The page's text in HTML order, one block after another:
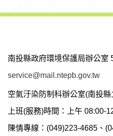
南投縣政府環境保護局辦公室
service@mail.ntepb.gov.tw
空氣汙染防制科辦公室(南投
上班(服務)時間：上午 08:00-
陳情專線：(049)223-4685、